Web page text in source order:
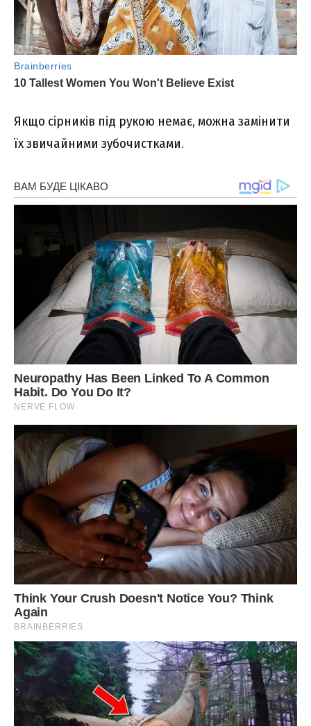
Якщо сірників під рукою немає, можна замінити
їх звичайними зубочистками.